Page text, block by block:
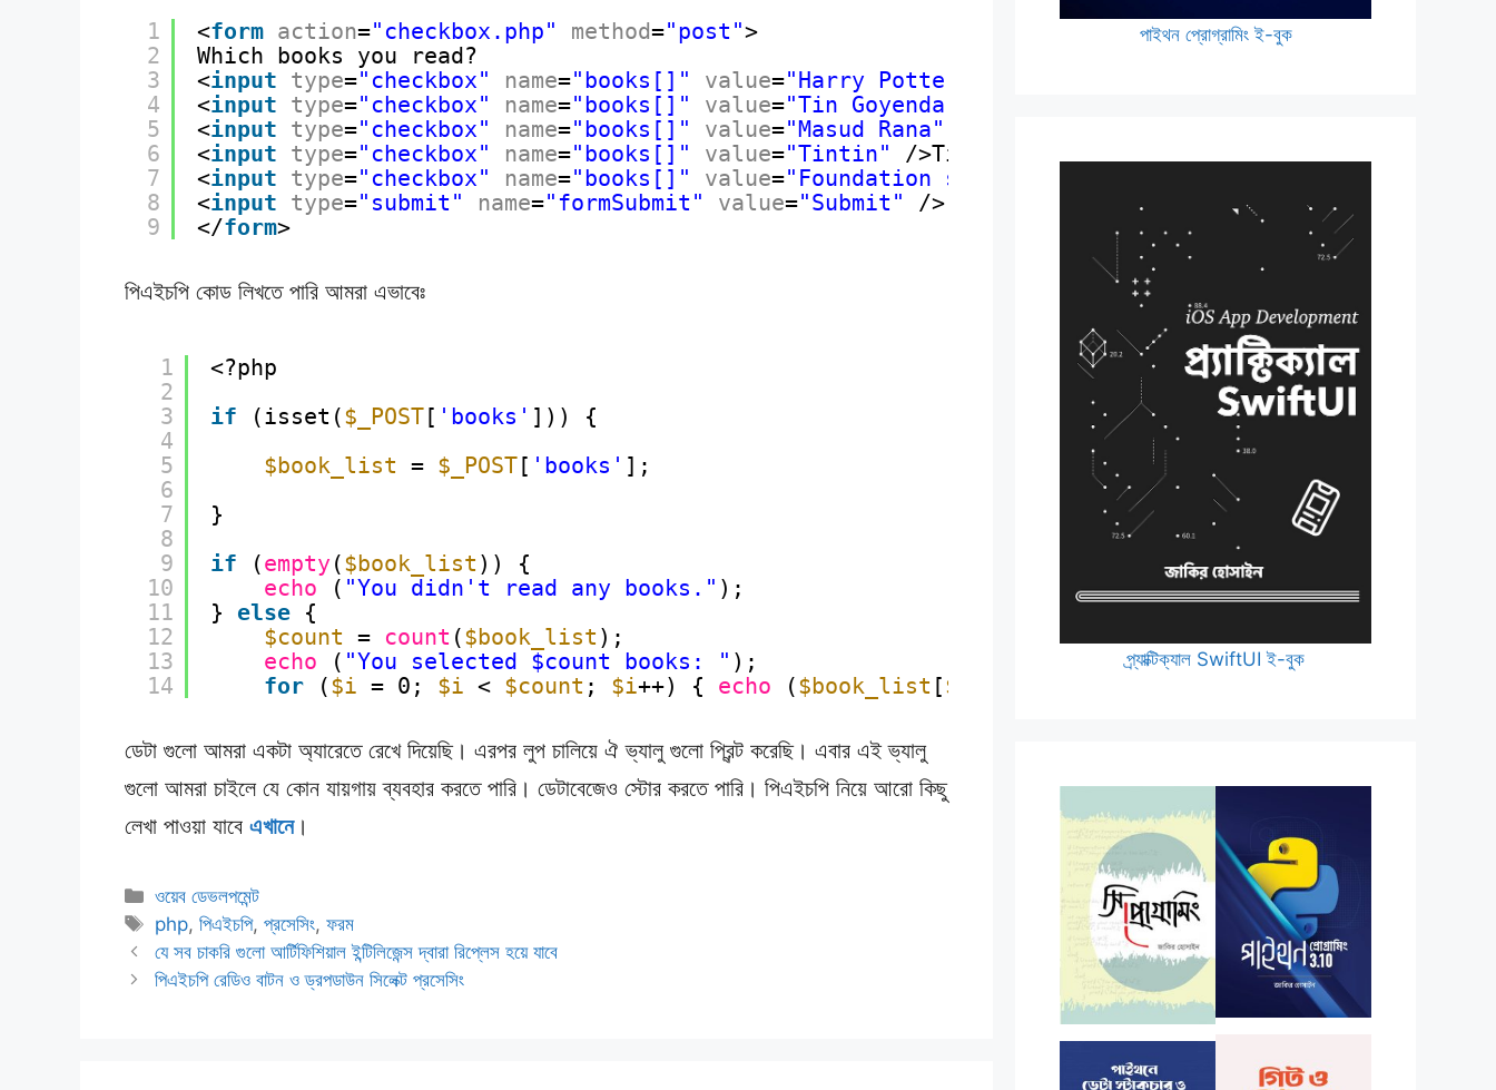
1
2
3
4
5
6
7
8
9
<form action="checkbox.php" method="post">
Which books you read?
<input type="checkbox" name="books[]" value="Harry Potter"
<input type="checkbox" name="books[]" value="Tin Goyenda"
<input type="checkbox" name="books[]" value="Masud Rana"
<input type="checkbox" name="books[]" value="Tintin"
/>Tintin
<input type="checkbox" name="books[]" value="Foundation series"
<input type="submit" name="formSubmit" value="Submit"
/>
</form>
পিএইচপি কোড লিখতে পারি আমরা এভাবেঃ
1
2
3
4
5
6
7
8
9
10
11
12
13
14
<?php
if
(isset($_POST[ 'books' ])) {
$book_list = $_POST[ 'books' ];
}
if
(empty ($book_list )) {
echo
( "You didn't read any books." );
} else {
$count = count ($book_list );
echo
( "You selected $count books: " );
for
($i = 0; $i < $count ; $i++) { echo ($book_list [$i
ডেটা গুলো আমরা একটা অ্যারেতে রেখে দিয়েছি। এরপর লুপ চালিয়ে ঐ ভ্যালু গুলো প্রিন্ট করেছি। এবার এই ভ্যালু
গুলো আমরা চাইলে যে কোন যায়গায় ব্যবহার করতে পারি। ডেটাবেজেও স্টোর করতে পারি। পিএইচপি নিয়ে আরো কিছু
লেখা পাওয়া যাবে এখানে।
Categories
ওয়েব ডেভলপমেন্ট
Tags
php,পিএইচপি,প্রসেসিং,ফরম
যে সব চাকরি গুলো আর্টিফিশিয়াল ইন্টিলিজেন্স দ্বারা রিপ্লেস হয়ে যাবে
পিএইচপি রেডিও বাটন ও ড্রপডাউন সিলেক্ট প্রসেসিং
পাইথন প্রোগ্রামিং ই-বুক
প্র্যাক্টিক্যাল SwiftUI ই-বুক